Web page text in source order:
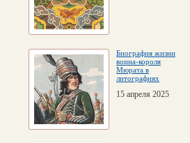
Биография жизни
воина-короля
Мюрата в
литографиях
15 апреля 2025